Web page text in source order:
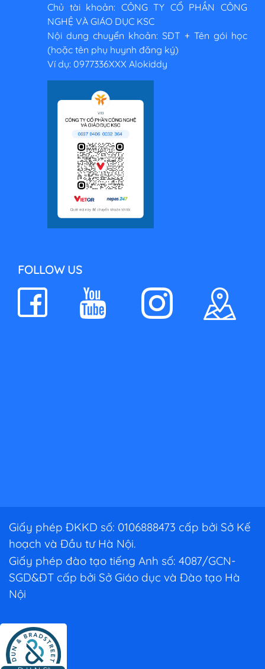
Chủ tài khoản: CÔNG TY CỔ PHẦN CÔNG
NGHỆ VÀ GIÁO DỤC KSC
Nội dung chuyển khoản: SĐT + Tên gói học
(hoặc tên phụ huynh đăng ký)
Ví dụ: 0977336XXX Alokiddy
FOLLOW US
Giấy phép ĐKKD số: 0106888473 cấp bởi Sở Kế
hoạch và Đầu tư Hà Nội.
Giấy phép đào tạo tiếng Anh số: 4087/GCN-
SGD&ĐT cấp bởi Sở Giáo dục và Đào tạo Hà
Nội